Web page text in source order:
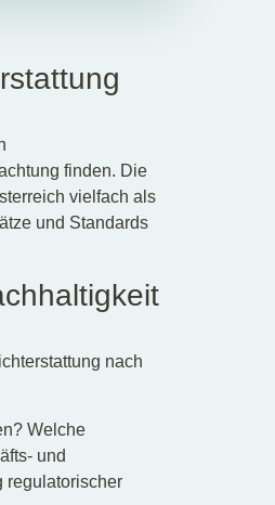
finden. Die
vielfach als
und Standards
nach
Welche
und
regulatorischer